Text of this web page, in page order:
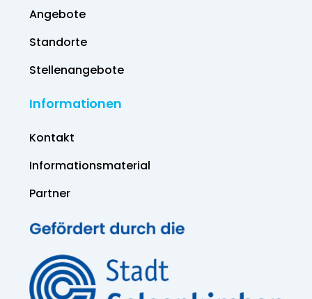
Angebote
Standorte
Stellenangebote
Informationen
Kontakt
Informations­material
Partner